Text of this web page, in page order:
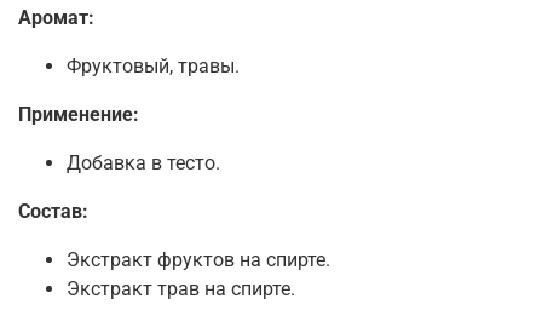
Аромат:
Фруктовый, травы.
Применение:
Добавка в тесто.
Состав:
Экстракт фруктов на спирте.
Экстракт трав на спирте.